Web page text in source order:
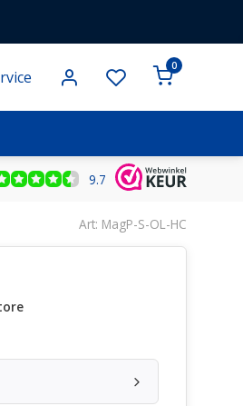
0
VERZENDING VANAF € 100 BINNEN
9.7
Art: MagP-S-OL-HC